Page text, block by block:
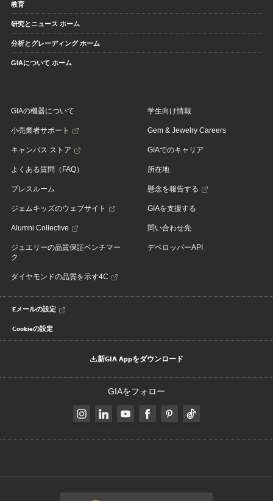
教育
研究とニュース ホーム
分析とグレーディング ホーム
GIAについて ホーム
GIAの機器について
小売業者サポート
キャンパス ストア
よくある質問（FAQ）
プレスルーム
ジェムキッズのウェブサイト
Alumni Collective
ジュエリーの品質保証ベンチマー
ク
ダイヤモンドの品質を示す4C
学生向け情報
Gem & Jewelry Careers
GIAでのキャリア
所在地
懸念を報告する
GIAを支援する
問い合わせ先
デベロッパーAPI
Eメールの設定
Cookieの設定
新GIA Appをダウンロード
GIAをフォロー